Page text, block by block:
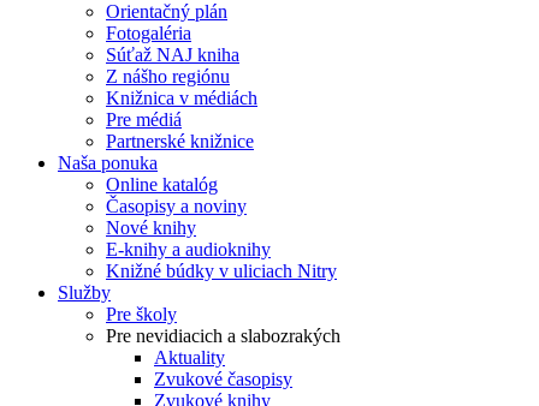
Orientačný plán
Fotogaléria
Súťaž NAJ kniha
Z nášho regiónu
Knižnica v médiách
Pre médiá
Partnerské knižnice
Naša ponuka
Online katalóg
Časopisy a noviny
Nové knihy
E-knihy a audioknihy
Knižné búdky v uliciach Nitry
Služby
Pre školy
Pre nevidiacich a slabozrakých
Aktuality
Zvukové časopisy
Zvukové knihy